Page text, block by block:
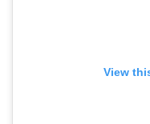
View